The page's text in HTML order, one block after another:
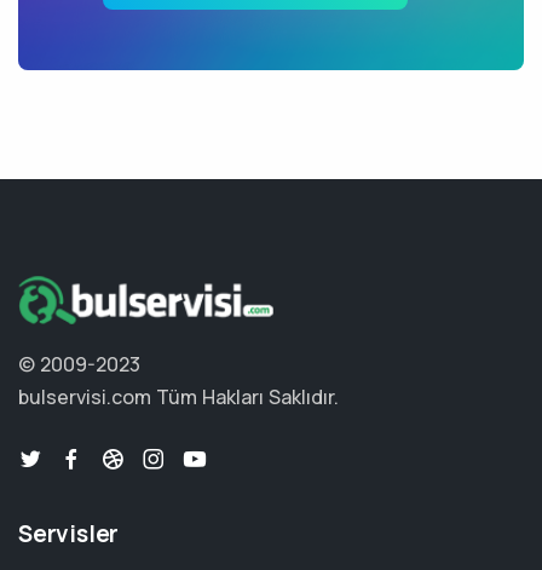
© 2009-2023
bulservisi.com Tüm Hakları Saklıdır.
Servisler